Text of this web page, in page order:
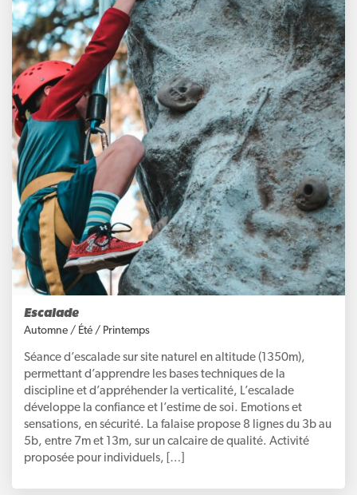
Escalade
Automne / Été / Printemps
Séance d’escalade sur site naturel en altitude (1350m),
permettant d’apprendre les bases techniques de la
discipline et d’appréhender la verticalité, L’escalade
développe la confiance et l’estime de soi. Emotions et
sensations, en sécurité. La falaise propose 8 lignes du 3b au
5b, entre 7m et 13m, sur un calcaire de qualité. Activité
proposée pour individuels, […]